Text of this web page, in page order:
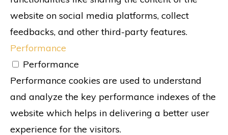
website on social media platforms, collect
feedbacks, and other third-party features.
Performance
Performance
Performance cookies are used to understand
and analyze the key performance indexes of the
website which helps in delivering a better user
experience for the visitors.